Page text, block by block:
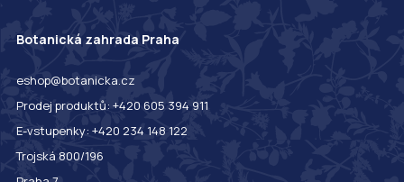
Botanická zahrada Praha
eshop@botanicka.cz
Prodej produktů: +420 605 394 911
E-vstupenky: +420 234 148 122
Trojská 800/196